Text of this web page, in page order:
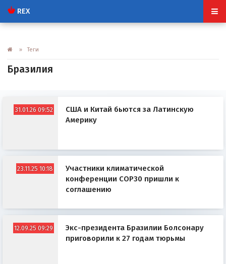
REX
» Теги
Бразилия
31.01.26 09:52
США и Китай бьются за Латинскую
Америку
23.11.25 10:18
Участники климатической
конференции COP30 пришли к
соглашению
12.09.25 09:29
Экс-президента Бразилии Болсонару
приговорили к 27 годам тюрьмы